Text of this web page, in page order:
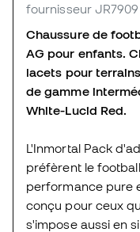
fournisseur JR7909
Chaussure de
AG pour enfants.
lacets pour
de gamme
White-Lucid Red.
L'Inmortal Pack
préfèrent le
performance pure
conçu pour ceux
s'impose aussi en